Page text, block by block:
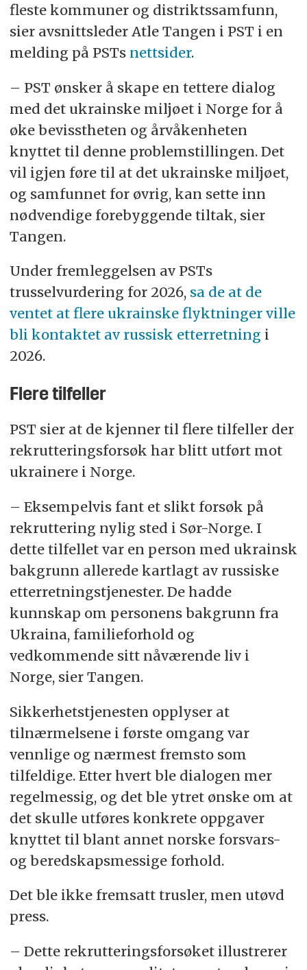
fleste kommuner og distriktssamfunn,
sier avsnittsleder Atle Tangen i PST i en
melding på PSTs nettsider.
– PST ønsker å skape en tettere dialog
med det ukrainske miljøet i Norge for å
øke bevisstheten og årvåkenheten
knyttet til denne problemstillingen. Det
vil igjen føre til at det ukrainske miljøet,
og samfunnet for øvrig, kan sette inn
nødvendige forebyggende tiltak, sier
Tangen.
Under fremleggelsen av PSTs
trusselvurdering for 2026, sa de at de
ventet at flere ukrainske flyktninger ville
bli kontaktet av russisk etterretning i
2026.
Flere tilfeller
PST sier at de kjenner til flere tilfeller der
rekrutteringsforsøk har blitt utført mot
ukrainere i Norge.
– Eksempelvis fant et slikt forsøk på
rekruttering nylig sted i Sør-Norge. I
dette tilfellet var en person med ukrainsk
bakgrunn allerede kartlagt av russiske
etterretningstjenester. De hadde
kunnskap om personens bakgrunn fra
Ukraina, familieforhold og
vedkommende sitt nåværende liv i
Norge, sier Tangen.
Sikkerhetstjenesten opplyser at
tilnærmelsene i første omgang var
vennlige og nærmest fremsto som
tilfeldige. Etter hvert ble dialogen mer
regelmessig, og det ble ytret ønske om at
det skulle utføres konkrete oppgaver
knyttet til blant annet norske forsvars-
og beredskapsmessige forhold.
Det ble ikke fremsatt trusler, men utøvd
press.
– Dette rekrutteringsforsøket illustrerer